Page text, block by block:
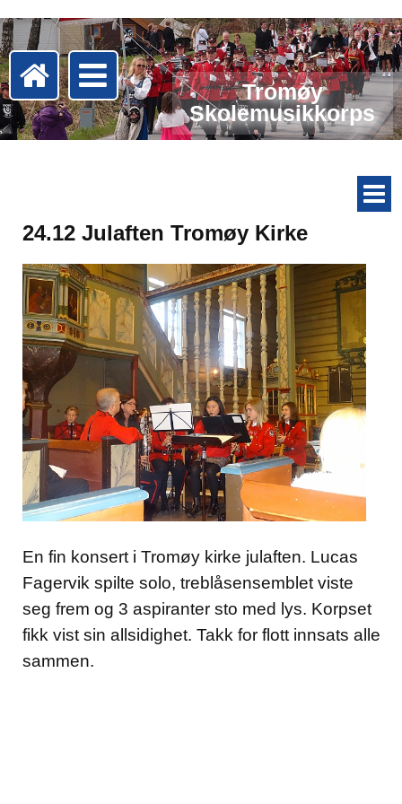
Tromøy
Skolemusikkorps
24.12 Julaften Tromøy Kirke
En fin konsert i Tromøy kirke julaften. Lucas
Fagervik spilte solo, treblåsensemblet viste
seg frem og 3 aspiranter sto med lys. Korpset
fikk vist sin allsidighet. Takk for flott innsats alle
sammen.